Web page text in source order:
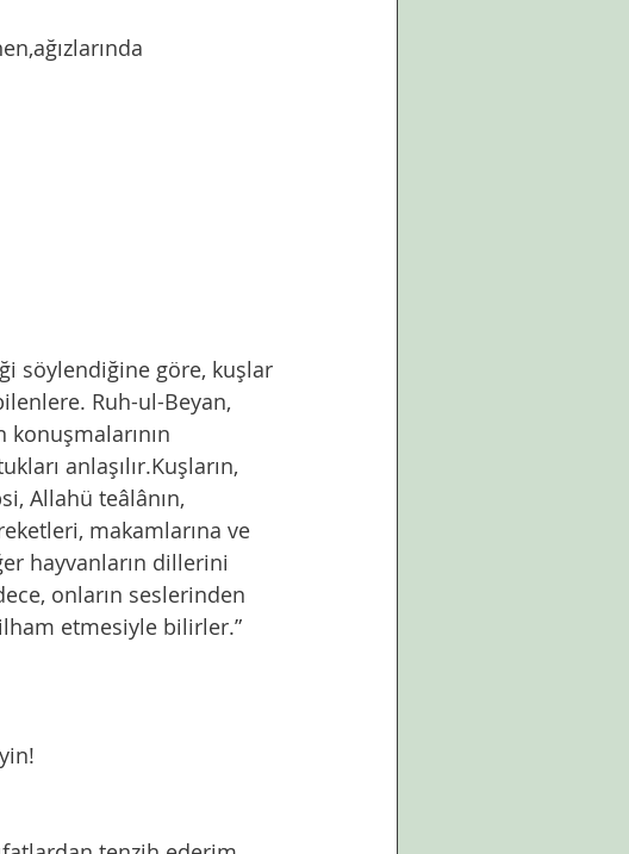
söylendiğine göre, kuşlar
Ruh-ul-Beyan,
konuşmalarının
anlaşılır.Kuşların,
Allahü teâlânın,
makamlarına ve
hayvanların dillerini
onların seslerinden
etmesiyle bilirler.”